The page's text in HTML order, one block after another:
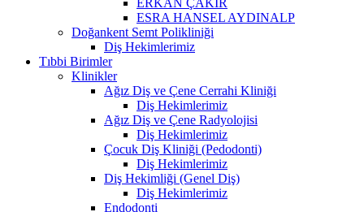
ESRA HANSEL AYDINALP
Doğankent Semt Polikliniği
Diş Hekimlerimiz
Tıbbi Birimler
Klinikler
Ağız Diş ve Çene Cerrahi Kliniği
Diş Hekimlerimiz
Ağız Diş ve Çene Radyolojisi
Diş Hekimlerimiz
Çocuk Diş Kliniği (Pedodonti)
Diş Hekimlerimiz
Diş Hekimliği (Genel Diş)
Diş Hekimlerimiz
Endodonti